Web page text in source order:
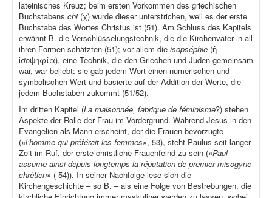
lateinisches Kreuz; beim ersten Vorkommen des griechischen
Buchstabens chi (χ) wurde dieser unterstrichen, weil es der erste
Buchstabe des Wortes Christus ist (51). Am Schluss des Kapitels
erwähnt B. die Verschlüsselungstechnik, die die Kirchenväter in all
ihren Formen schätzten (51); vor allem die isopséphie (ἡ
ἰσοψηφία), eine Technik, die den Griechen und Juden gemeinsam
war, war beliebt: sie gab jedem Wort einen numerischen und
symbolischen Wert und basierte auf der Addition der Werte, die
jedem Buchstaben zukommt (51/52).
Im dritten Kapitel (La maisonnée, fabrique de féminisme?) stehen
Aspekte der Rolle der Frau im Vordergrund. Während Jesus in den
Evangelien als Mann erscheint, der die Frauen bevorzugte
(«l’homme qui préférait les femmes», 53), steht Paulus seit langer
Zeit im Ruf, der erste christliche Frauenfeind zu sein («Paul
assume ainsi depuis longtemps la réputation de premier misogyne
chrétien» ( 54)). In seiner Nachfolge lese sich die
Kirchengeschichte – so B. – als eine Folge von Bestrebungen, die